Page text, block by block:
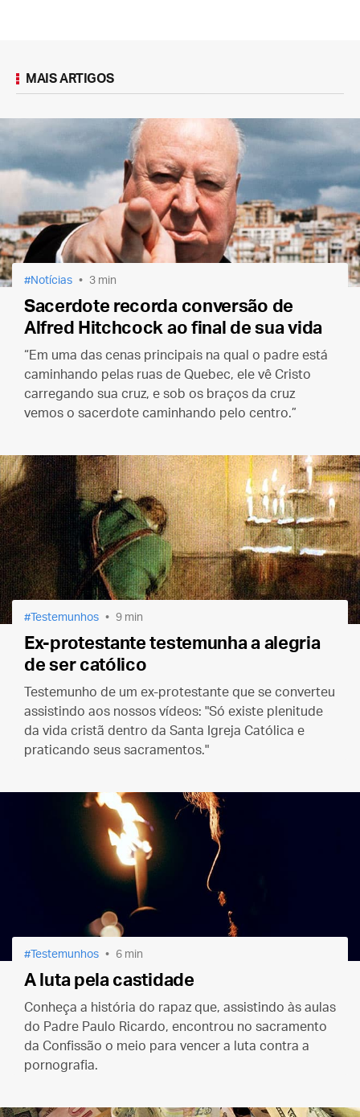
MAIS ARTIGOS
Notícias 3 min
Sacerdote recorda conversão de
Alfred Hitchcock ao final de sua vida
“Em uma das cenas principais na qual o padre está
caminhando pelas ruas de Quebec, ele vê Cristo
carregando sua cruz, e sob os braços da cruz
vemos o sacerdote caminhando pelo centro.”
Testemunhos 9 min
Ex-protestante testemunha a alegria
de ser católico
Testemunho de um ex-protestante que se converteu
assistindo aos nossos vídeos: "Só existe plenitude
da vida cristã dentro da Santa Igreja Católica e
praticando seus sacramentos."
Testemunhos 6 min
A luta pela castidade
Conheça a história do rapaz que, assistindo às aulas
do Padre Paulo Ricardo, encontrou no sacramento
da Confissão o meio para vencer a luta contra a
pornografia.